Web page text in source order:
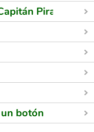
Pirata
botón